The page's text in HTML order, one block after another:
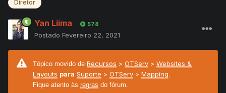
Diretor
Yan Liima 578
Postado Fevereiro 22, 2021
Tópico movido de Recursos > OTServ > Websites &
Layouts para Suporte > OTServ > Mapping.
Fique atento às regras do fórum.